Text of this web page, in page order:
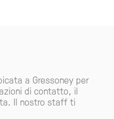
a Gressoney per
di contatto, il
Il nostro staff ti